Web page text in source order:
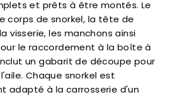
et prêts à être montés. Le
corps de snorkel, la tête de
visserie, les manchons ainsi
le raccordement à la boîte à
un gabarit de découpe pour
Chaque snorkel est
adapté à la carrosserie d'un